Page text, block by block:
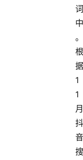
词
中
。
根
据
1
1
月
抖
音
搜